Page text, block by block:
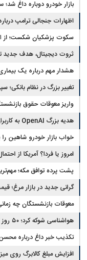
بازار خودرو دوباره داغ
اظهارات جنجالی ترامپ
سکوت پزشکیان شکست؛ از
ثروت دیجیتال، هدف جدید
یافت
هشدار مهم درباره یک
تغییر بزرگ در نظام بانکی؛
واریز معوقات حقوق
مطالبات
جدید می‌آید
خواب بازار خودرو شاهین
امروز یا فردا؟ آمریکا از
پشت پرده توافق مکه؛
عربستان
گرانی جدید در بازار
معوقات بازنشستگان چه
هواشناسی شوکه کرد؛ ۵۰ روز گرمای طاقت‌فرسا در راه است
تکذیب خبر داغ درباره
افزایش مبلغ کالابرگ روی